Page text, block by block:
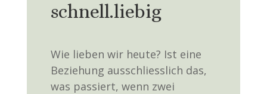
schnell.liebig
Wie lieben wir heute? Ist eine
Beziehung ausschliesslich das,
was passiert, wenn zwei